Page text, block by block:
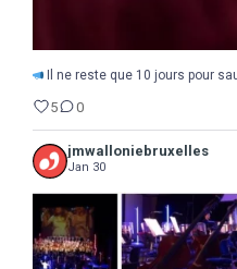
Il ne reste que 10 jours pour
5 0
jmwalloniebruxelles
Jan 30